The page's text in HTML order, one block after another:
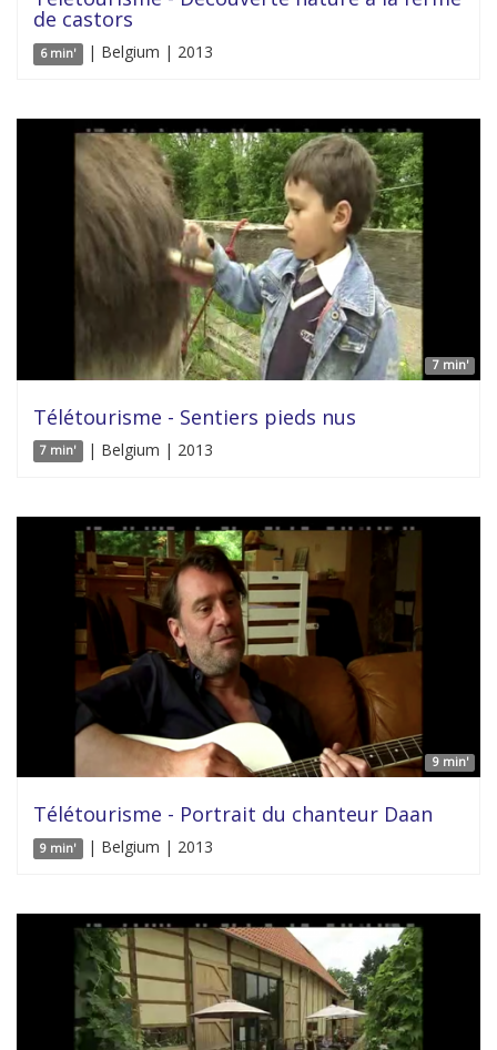
de castors
6 min' | Belgium | 2013
7 min'
Télétourisme - Sentiers pieds nus
7 min' | Belgium | 2013
9 min'
Télétourisme - Portrait du chanteur Daan
9 min' | Belgium | 2013